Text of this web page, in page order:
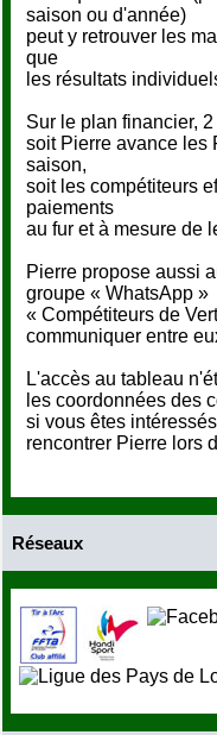
saison ou d'année)
peut y retrouver les
que
les résultats
Sur le plan financier,
soit Pierre avance les
saison,
soit les compétiteurs
paiements
au fur et à mesure de
Pierre propose aussi
groupe « WhatsApp »
« Compétiteurs de
communiquer entre
L'accès au tableau
les coordonnées des
si vous êtes
rencontrer Pierre lors
Réseaux